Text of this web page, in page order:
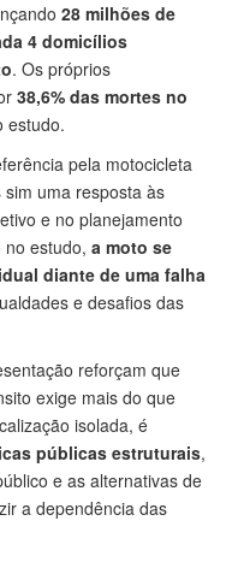
28 milhões de
4 domicílios
. Os próprios
38,6% das mortes no
estudo.
pela motocicleta
uma resposta às
e no planejamento
estudo, a moto se
diante de uma falha
e desafios das
reforçam que
exige mais do que
isolada, é
públicas estruturais,
e as alternativas de
a dependência das